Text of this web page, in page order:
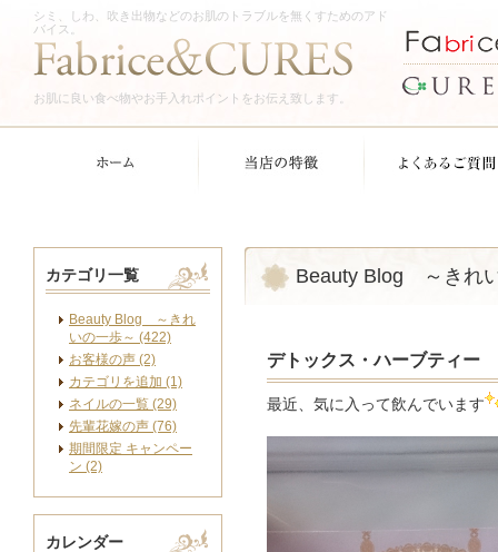
シミ、しわ、吹き出物などのお肌のトラブルを無くすためのアド
バイス。
お肌に良い食べ物やお手入れポイントをお伝え致します。
Beauty Blog ～きれ
デトックス・ハーブティー
最近、気に入って飲んでいます
カテゴリ一覧
Beauty Blog ～きれ
いの一歩～ (422)
お客様の声 (2)
カテゴリを追加 (1)
ネイルの一覧 (29)
先輩花嫁の声 (76)
期間限定 キャンペー
ン (2)
カレンダー